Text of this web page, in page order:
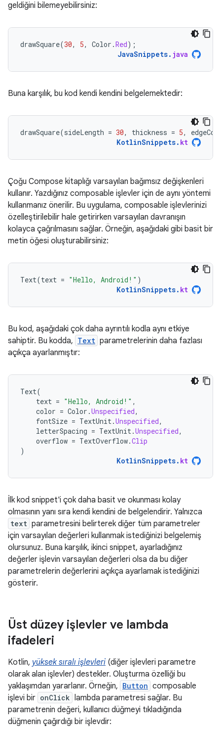
geldiğini bilemeyebilirsiniz:
drawSquare(30, 5, Color .Red);
JavaSnippets. java
Buna karşılık, bu kod kendi kendini belgelemektedir:
drawSquare(sideLength = 30, thickness = 5,
KotlinSnippets. kt
Çoğu Compose kitaplığı varsayılan bağımsız değişkenleri
kullanır. Yazdığınız composable işlevler için de aynı yöntemi
kullanmanız önerilir. Bu uygulama, composable işlevlerinizi
özelleştirilebilir hale getirirken varsayılan davranışın
kolayca çağrılmasını sağlar. Örneğin, aşağıdaki gibi basit bir
metin öğesi oluşturabilirsiniz:
Text(text = "Hello, Android!" )
KotlinSnippets. kt
Bu kod, aşağıdaki çok daha ayrıntılı kodla aynı etkiye
sahiptir. Bu kodda, Text parametrelerinin daha fazlası
açıkça ayarlanmıştır:
Text(
text = "Hello, Android!" ,
color = Color .Unspecified,
fontSize = TextUnit.Unspecified,
letterSpacing = TextUnit.Unspecified,
overflow = TextOverflow.Clip
)
KotlinSnippets. kt
İlk kod snippet'i çok daha basit ve okunması kolay
olmasının yanı sıra kendi kendini de belgelendirir. Yalnızca
text parametresini belirterek diğer tüm parametreler
için varsayılan değerleri kullanmak istediğinizi belgelemiş
olursunuz. Buna karşılık, ikinci snippet, ayarladığınız
değerler işlevin varsayılan değerleri olsa da bu diğer
parametrelerin değerlerini açıkça ayarlamak istediğinizi
gösterir.
Üst düzey işlevler ve lambda
ifadeleri
Kotlin, yüksek sıralı işlevleri (diğer işlevleri parametre
olarak alan işlevler) destekler. Oluşturma özelliği bu
yaklaşımdan yararlanır. Örneğin, Button composable
işlevi bir onClick lambda parametresi sağlar. Bu
parametrenin değeri, kullanıcı düğmeyi tıkladığında
düğmenin çağırdığı bir işlevdir: